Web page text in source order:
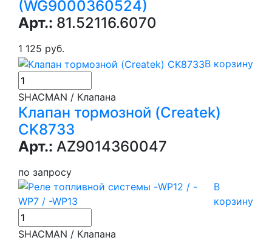
(WG9000360524)
Арт.: 81.52116.6070
1 125 руб.
В корзину
SHACMAN / Клапана
Клапан тормозной (Createk)
CK8733
Арт.: AZ9014360047
по запросу
В
корзину
SHACMAN / Клапана